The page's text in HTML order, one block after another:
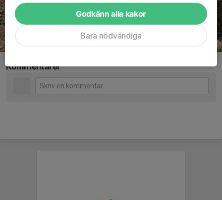
Kommentarer
Godkänn alla kakor
Bara nödvändiga